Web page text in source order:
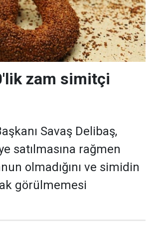
zam simitçi
Savaş Delibaş,
satılmasına rağmen
olmadığını ve simidin
görülmemesi